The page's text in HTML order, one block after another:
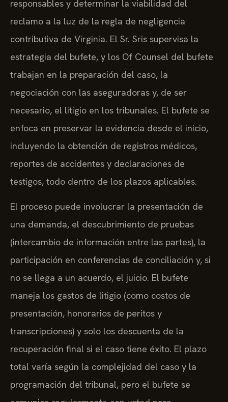
responsables y determinar la viabilidad del
reclamo a la luz de la regla de negligencia
contributiva de Virginia. El Sr. Sris supervisa la
estrategia del bufete, y los Of Counsel del bufete
trabajan en la preparación del caso, la
negociación con las aseguradoras y, de ser
necesario, el litigio en los tribunales. El bufete se
enfoca en preservar la evidencia desde el inicio,
incluyendo la obtención de registros médicos,
reportes de accidentes y declaraciones de
testigos, todo dentro de los plazos aplicables.
El proceso puede involucrar la presentación de
una demanda, el descubrimiento de pruebas
(intercambio de información entre las partes), la
participación en conferencias de conciliación y, si
no se llega a un acuerdo, el juicio. El bufete
maneja los gastos de litigio (como costos de
presentación, honorarios de peritos y
transcripciones) y solo los descuenta de la
recuperación final si el caso tiene éxito. El plazo
total varía según la complejidad del caso y la
programación del tribunal, pero el bufete se